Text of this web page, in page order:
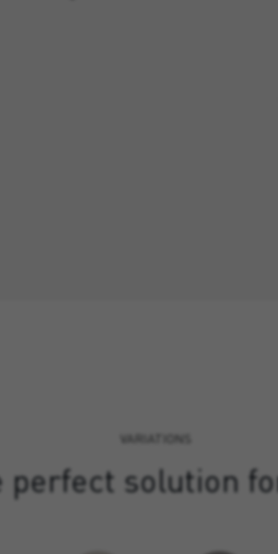
VARIATIONS
perfect solution